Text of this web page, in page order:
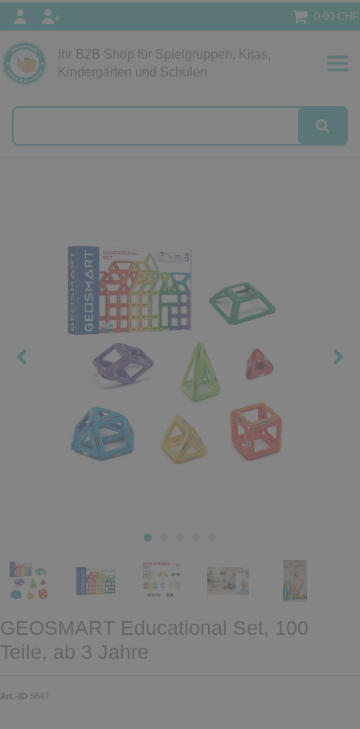
0.00 CHF
Ihr B2B Shop für Spielgruppen, Kitas,
Kindergärten und Schulen
Papeterie
GEOSMART Educational Set, 100
Teile, ab 3 Jahre
Art.-ID 5847